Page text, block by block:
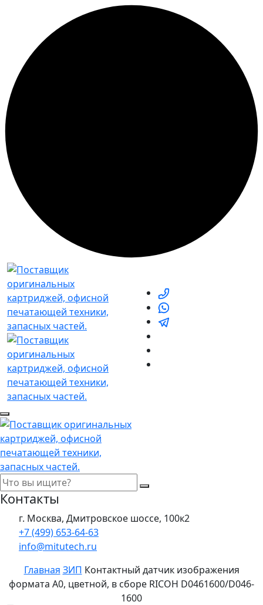
Контакты
г. Москва, Дмитровское шоссе, 100к2
+7 (499) 653-64-63
info@mitutech.ru
Главная ЗИП Контактный датчик изображения
формата А0, цветной, в сборе RICOH D0461600/D046-
1600